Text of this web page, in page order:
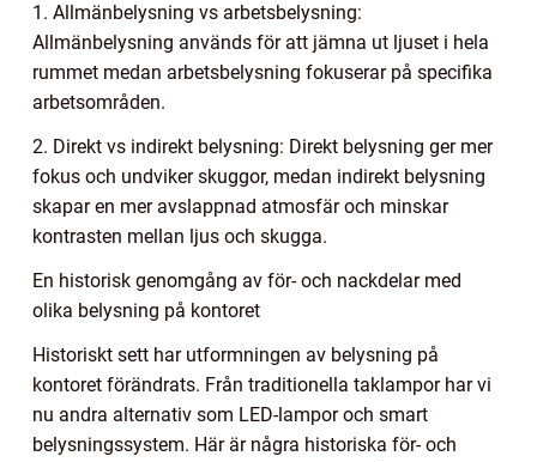
1. Allmänbelysning vs arbetsbelysning:
Allmänbelysning används för att jämna ut ljuset i hela
rummet medan arbetsbelysning fokuserar på specifika
arbetsområden.
2. Direkt vs indirekt belysning: Direkt belysning ger mer
fokus och undviker skuggor, medan indirekt belysning
skapar en mer avslappnad atmosfär och minskar
kontrasten mellan ljus och skugga.
En historisk genomgång av för- och nackdelar med
olika belysning på kontoret
Historiskt sett har utformningen av belysning på
kontoret förändrats. Från traditionella taklampor har vi
nu andra alternativ som LED-lampor och smart
belysningssystem. Här är några historiska för- och